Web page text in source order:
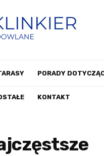
PORADY
KONTAKT